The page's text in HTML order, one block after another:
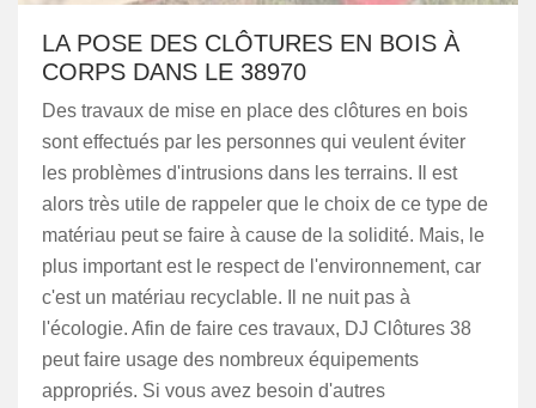
LA POSE DES CLÔTURES EN BOIS À
CORPS DANS LE 38970
Des travaux de mise en place des clôtures en bois
sont effectués par les personnes qui veulent éviter
les problèmes d'intrusions dans les terrains. Il est
alors très utile de rappeler que le choix de ce type de
matériau peut se faire à cause de la solidité. Mais, le
plus important est le respect de l'environnement, car
c'est un matériau recyclable. Il ne nuit pas à
l'écologie. Afin de faire ces travaux, DJ Clôtures 38
peut faire usage des nombreux équipements
appropriés. Si vous avez besoin d'autres